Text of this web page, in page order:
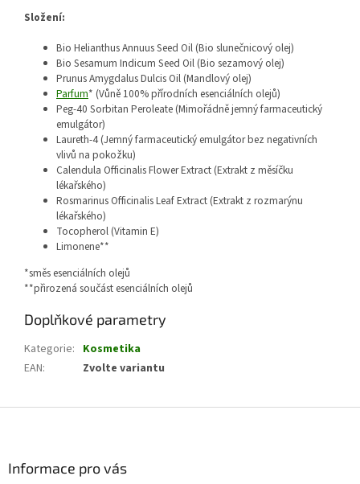
Složení:
Bio Helianthus Annuus Seed Oil (Bio slunečnicový olej)
Bio Sesamum Indicum Seed Oil (Bio sezamový olej)
Prunus Amygdalus Dulcis Oil (Mandlový olej)
Parfum* (Vůně 100% přírodních esenciálních olejů)
Peg-40 Sorbitan Peroleate (Mimořádně jemný farmaceutický
emulgátor)
Laureth-4 (Jemný farmaceutický emulgátor bez negativních
vlivů na pokožku)
Calendula Officinalis Flower Extract (Extrakt z měsíčku
lékařského)
Rosmarinus Officinalis Leaf Extract (Extrakt z rozmarýnu
lékařského)
Tocopherol (Vitamin E)
Limonene**
*směs esenciálních olejů
**přirozená součást esenciálních olejů
Doplňkové parametry
Kategorie: Kosmetika
EAN: Zvolte variantu
Informace pro vás